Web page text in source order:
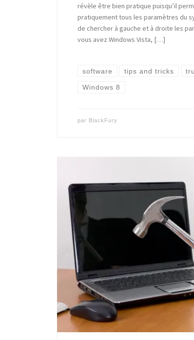
révèle être bien pratique puisqu’il
pratiquement tous les paramètres du
de chercher à gauche et à droite les
vous avez Windows Vista, […]
software tips and tricks
Windows 8
par BlackFury